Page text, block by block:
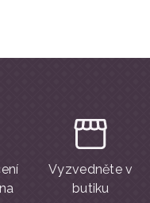
Vyzvedněte v
butiku